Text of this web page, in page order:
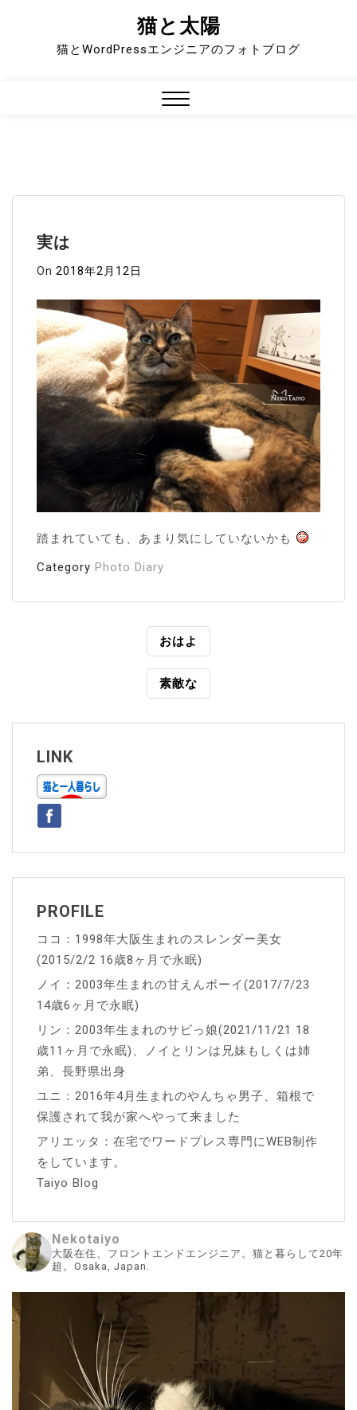
猫と太陽
猫とWordPressエンジニアのフォトブログ
実は
On 2018年2月12日
踏まれていても、あまり気にしていないかも
Category Photo Diary
ビ
ゲ
ー
シ
ョ
ン
おはよ
素敵な
LINK
PROFILE
ココ：1998年大阪生まれのスレンダー美女
(2015/2/2 16歳8ヶ月で永眠)
ノイ：2003年生まれの甘えんボーイ(2017/7/23
14歳6ヶ月で永眠)
リン：2003年生まれのサビっ娘(2021/11/21 18
歳11ヶ月で永眠)、ノイとリンは兄妹もしくは姉
弟、長野県出身
ユニ：2016年4月生まれのやんちゃ男子、箱根で
保護されて我が家へやって来ました
アリエッタ：在宅でワードプレス専門にWEB制作
をしています。
Taiyo Blog
Nekotaiyo
大阪在住、フロントエンドエンジニア。猫と暮らして20年
超。Osaka, Japan.